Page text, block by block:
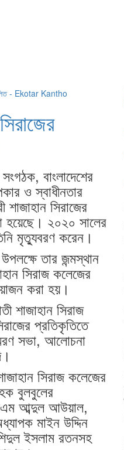
বাংলাদেশের
ও স্বাধীনতার
শাজাহান সিরাজের
হয়েছে। ২০২০ সালের
মৃত্যুবরণ করেন।
তার জন্মস্থান
সিরাজ কলেজের
করা হয়।
শাজাহান সিরাজ
প্রতিকৃতিতে
সভা, আলোচনা
সিরাজ কলেজের
বুলবুলের
আব্দুল আউয়াল,
মাইন উদ্দিন
ইসলাম রতনসহ